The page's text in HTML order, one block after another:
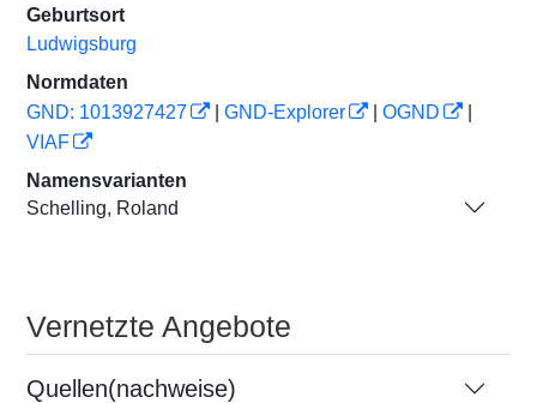
Geburtsort
Ludwigsburg
Normdaten
GND: 1013927427
GND-Explorer OGND
VIAF
Namensvarianten
Schelling, Roland
Vernetzte Angebote
Quellen(nachweise)